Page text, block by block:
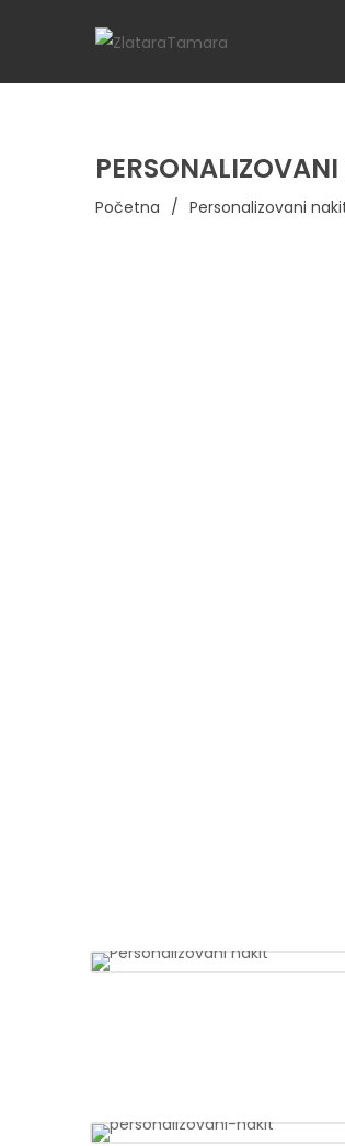
Početna / Personalizovani